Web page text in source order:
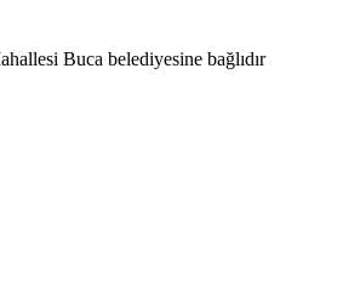
Buca belediyesine bağlıdır